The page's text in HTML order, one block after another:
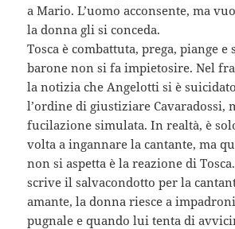
a Mario. L’uomo acconsente, ma
la donna gli si conceda.
Tosca è combattuta, prega, piange e
barone non si fa impietosire. Nel
la notizia che Angelotti si è
l’ordine di giustiziare Cavaradossi,
fucilazione simulata. In realtà, è
volta a ingannare la cantante, ma
non si aspetta è la reazione di
scrive il salvacondotto per la
amante, la donna riesce a
pugnale e quando lui tenta di